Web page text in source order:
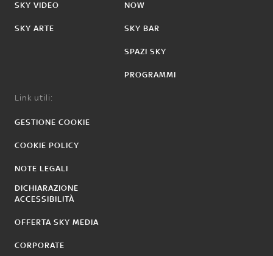
SKY VIDEO
SKY ARTE
NOW
SKY BAR
SPAZI SKY
PROGRAMMI
Link utili:
GESTIONE COOKIE
COOKIE POLICY
NOTE LEGALI
DICHIARAZIONE
ACCESSIBILITÀ
OFFERTA SKY MEDIA
CORPORATE